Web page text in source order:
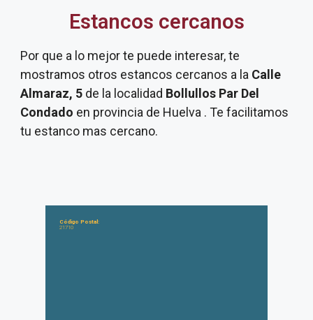
Estancos cercanos
Por que a lo mejor te puede interesar, te
mostramos otros estancos cercanos a la Calle
Almaraz, 5 de la localidad Bollullos Par Del
Condado en provincia de Huelva . Te facilitamos
tu estanco mas cercano.
Código Postal:
21710